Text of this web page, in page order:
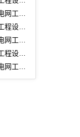
信息价
信息价
信息价
信息价
信息价